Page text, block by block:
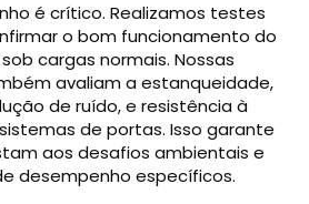
é crítico. Realizamos testes
o bom funcionamento do
cargas normais. Nossas
avaliam a estanqueidade,
de ruído, e resistência à
de portas. Isso garante
aos desafios ambientais e
desempenho específicos.